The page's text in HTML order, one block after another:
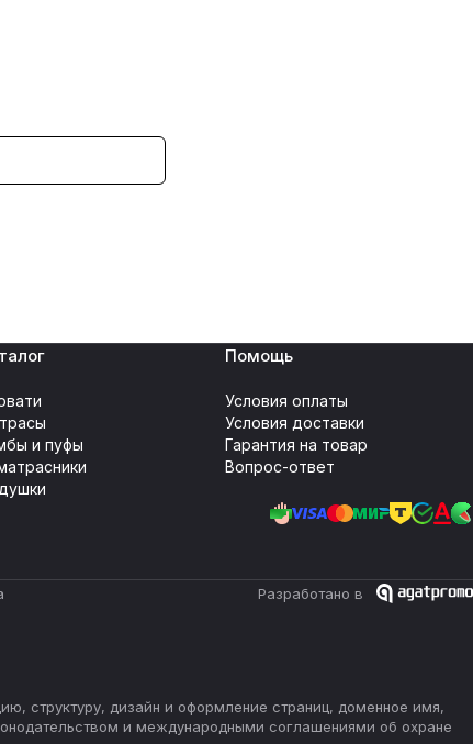
и пуфы
Помощь
Условия оплаты
Условия доставки
Гарантия на товар
Вопрос-ответ
Разработано в
структуру, дизайн и оформление страниц, доменное имя,
и международными соглашениями об охране